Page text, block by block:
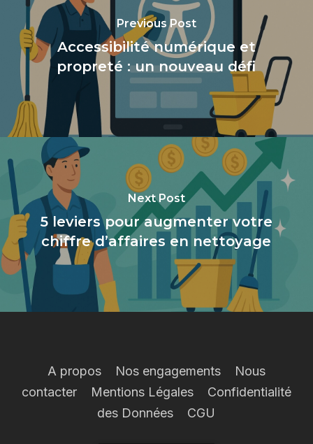
Previous Post
Accessibilité numérique et
propreté : un nouveau défi
Next Post
5 leviers pour augmenter votre
chiffre d’affaires en nettoyage
A propos Nos engagements
Nous
contacter
Mentions Légales
Confidentialité
des Données
CGU